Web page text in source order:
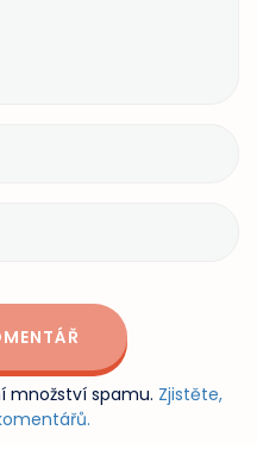
množství spamu. Zjistěte,